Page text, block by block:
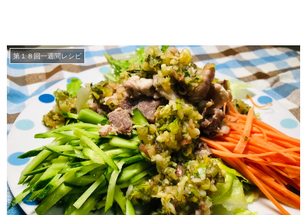
第１８回一週間レシピ